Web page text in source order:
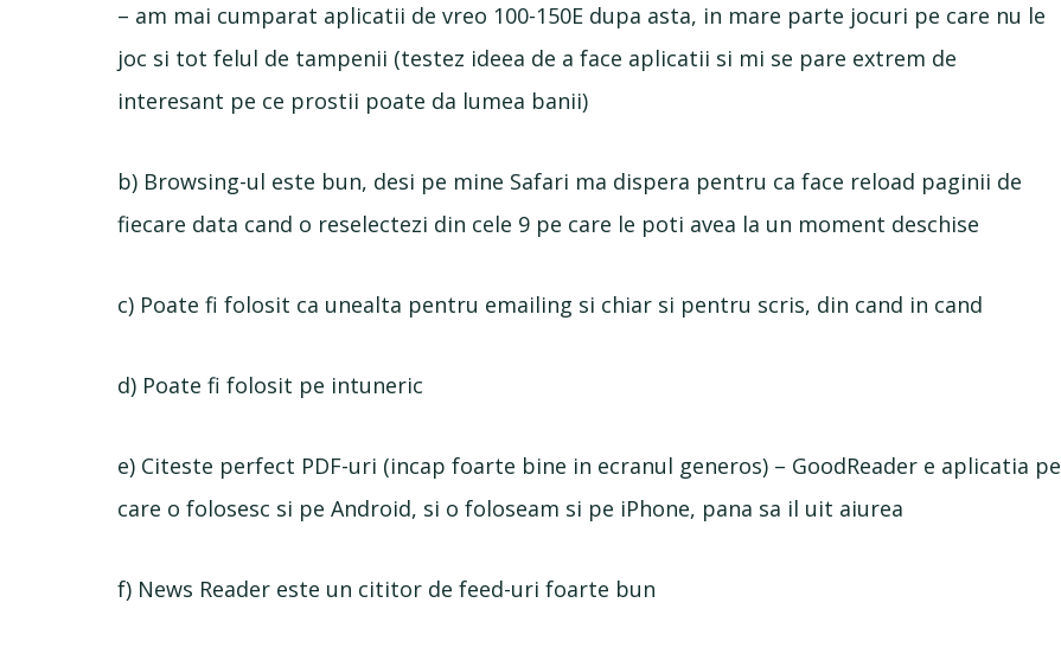
– am mai cumparat aplicatii de vreo 100-150E dupa asta, in mare parte jocuri pe care nu le
joc si tot felul de tampenii (testez ideea de a face aplicatii si mi se pare extrem de
interesant pe ce prostii poate da lumea banii)
b) Browsing-ul este bun, desi pe mine Safari ma dispera pentru ca face reload paginii de
fiecare data cand o reselectezi din cele 9 pe care le poti avea la un moment deschise
c) Poate fi folosit ca unealta pentru emailing si chiar si pentru scris, din cand in cand
d) Poate fi folosit pe intuneric
e) Citeste perfect PDF-uri (incap foarte bine in ecranul generos) – GoodReader e aplicatia pe
care o folosesc si pe Android, si o foloseam si pe iPhone, pana sa il uit aiurea
f) News Reader este un cititor de feed-uri foarte bun